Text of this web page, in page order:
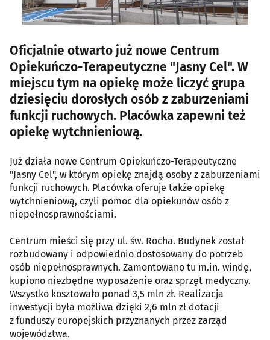
Oficjalnie otwarto już nowe Centrum
Opiekuńczo-Terapeutyczne "Jasny Cel". W
miejscu tym na opiekę może liczyć grupa
dziesięciu dorosłych osób z zaburzeniami
funkcji ruchowych. Placówka zapewni też
opiekę wytchnieniową.
Już działa nowe Centrum Opiekuńczo-Terapeutyczne
"Jasny Cel", w którym opiekę znajdą osoby z zaburzeniami
funkcji ruchowych. Placówka oferuje także opiekę
wytchnieniową, czyli pomoc dla opiekunów osób z
niepełnosprawnościami.
Centrum mieści się przy ul. św. Rocha. Budynek został
rozbudowany i odpowiednio dostosowany do potrzeb
osób niepełnosprawnych. Zamontowano tu m.in. windę,
kupiono niezbędne wyposażenie oraz sprzęt medyczny.
Wszystko kosztowało ponad 3,5 mln zł. Realizacja
inwestycji była możliwa dzięki 2,6 mln zł dotacji
z funduszy europejskich przyznanych przez zarząd
województwa.